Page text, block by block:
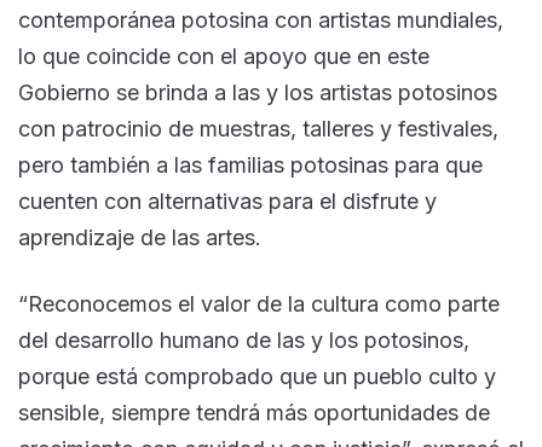
contemporánea potosina con artistas mundiales,
lo que coincide con el apoyo que en este
Gobierno se brinda a las y los artistas potosinos
con patrocinio de muestras, talleres y festivales,
pero también a las familias potosinas para que
cuenten con alternativas para el disfrute y
aprendizaje de las artes.
“Reconocemos el valor de la cultura como parte
del desarrollo humano de las y los potosinos,
porque está comprobado que un pueblo culto y
sensible, siempre tendrá más oportunidades de